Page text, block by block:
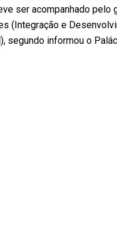
ser acompanhado
(Integração e
segundo informou o